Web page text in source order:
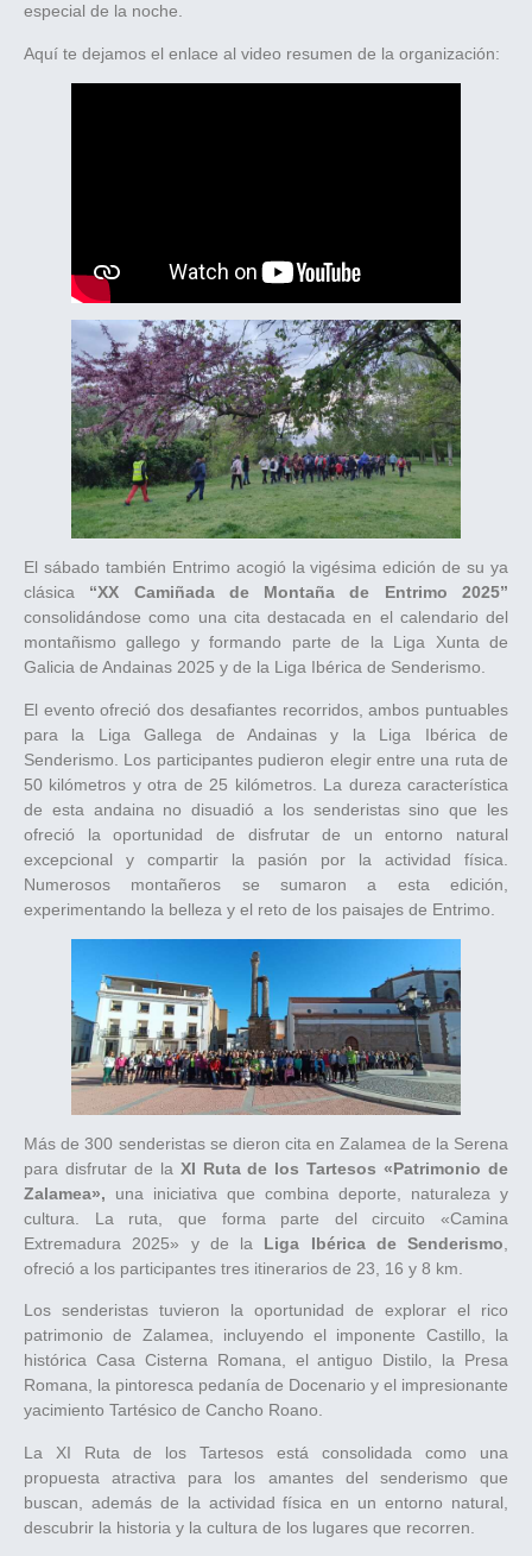
especial de la noche.
Aquí te dejamos el enlace al video resumen de la organización:
El sábado también Entrimo acogió la vigésima edición de su ya
clásica “XX Camiñada de Montaña de Entrimo 2025”
consolidándose como una cita destacada en el calendario del
montañismo gallego y formando parte de la Liga Xunta de
Galicia de Andainas 2025 y de la Liga Ibérica de Senderismo.
El evento ofreció dos desafiantes recorridos, ambos puntuables
para la Liga Gallega de Andainas y la Liga Ibérica de
Senderismo. Los participantes pudieron elegir entre una ruta de
50 kilómetros y otra de 25 kilómetros. La dureza característica
de esta andaina no disuadió a los senderistas sino que les
ofreció la oportunidad de disfrutar de un entorno natural
excepcional y compartir la pasión por la actividad física.
Numerosos montañeros se sumaron a esta edición,
experimentando la belleza y el reto de los paisajes de Entrimo.
Más de 300 senderistas se dieron cita en Zalamea de la Serena
para disfrutar de la XI Ruta de los Tartesos «Patrimonio de
Zalamea», una iniciativa que combina deporte, naturaleza y
cultura. La ruta, que forma parte del circuito «Camina
Extremadura 2025» y de la Liga Ibérica de Senderismo
ofreció a los participantes tres itinerarios de 23, 16 y 8 km.
Los senderistas tuvieron la oportunidad de explorar el rico
patrimonio de Zalamea, incluyendo el imponente Castillo, la
histórica Casa Cisterna Romana, el antiguo Distilo, la Presa
Romana, la pintoresca pedanía de Docenario y el impresionante
yacimiento Tartésico de Cancho Roano.
La XI Ruta de los Tartesos está consolidada como una
propuesta atractiva para los amantes del senderismo que
buscan, además de la actividad física en un entorno natural,
descubrir la historia y la cultura de los lugares que recorren.